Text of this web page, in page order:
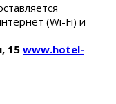
(Wi-Fi) и
15 www.hotel-